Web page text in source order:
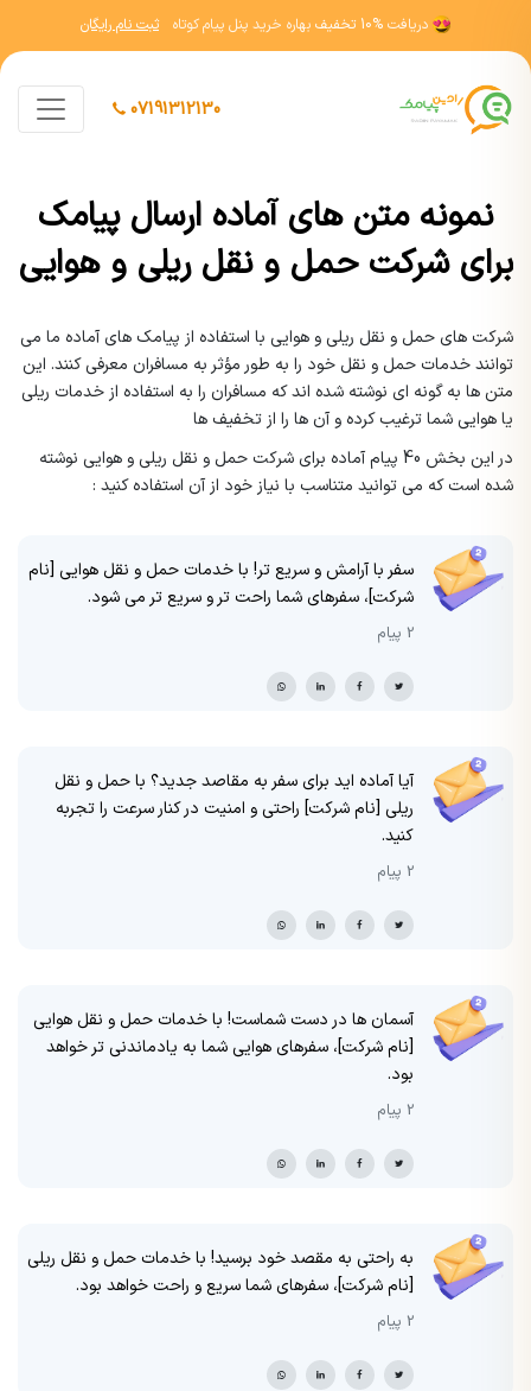
دریافت 10% تخفیف بهاره خرید پنل پیام کوتاه ثبت نام رایگان
07191312130
نمونه متن های آماده ارسال پیامک
برای شرکت حمل و نقل ریلی و هوایی
شرکت های حمل و نقل ریلی و هوایی با استفاده از پیامک های آماده ما می
توانند خدمات حمل و نقل خود را به طور مؤثر به مسافران معرفی کنند. این
متن ها به گونه ای نوشته شده اند که مسافران را به استفاده از خدمات ریلی
یا هوایی شما ترغیب کرده و آن ها را از تخفیف ها
در این بخش 40 پیام آماده برای شرکت حمل و نقل ریلی و هوایی نوشته
شده است که می توانید متناسب با نیاز خود از آن استفاده کنید :
سفر با آرامش و سریع تر! با خدمات حمل و نقل هوایی [نام
شرکت]، سفرهای شما راحت تر و سریع تر می شود.
2 پیام
آیا آماده اید برای سفر به مقاصد جدید؟ با حمل و نقل
ریلی [نام شرکت] راحتی و امنیت در کنار سرعت را تجربه
کنید.
2 پیام
آسمان ها در دست شماست! با خدمات حمل و نقل هوایی
[نام شرکت]، سفرهای هوایی شما به یادماندنی تر خواهد
بود.
2 پیام
به راحتی به مقصد خود برسید! با خدمات حمل و نقل ریلی
[نام شرکت]، سفرهای شما سریع و راحت خواهد بود.
2 پیام